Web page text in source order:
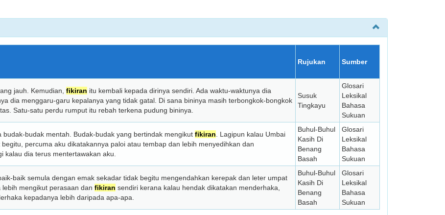
Rujukan Sumber
jauh. Kemudian, fikiran itu kembali kepada dirinya sendiri. Ada waktu-waktunya dia
dia menggaru-garu kepalanya yang tidak gatal. Di sana bininya masih terbongkok-bongkok
Satu-satu perdu rumput itu rebah terkena pudung bininya.
Susuk
Tingkayu
Glosari
Leksikal
Bahasa
Sukuan
budak-budak mentah. Budak-budak yang bertindak mengikut fikiran . Lagipun kalau Umbai
percuma aku dikatakannya paloi atau tembap dan lebih menyedihkan dan
kalau dia terus mentertawakan aku.
Buhul-Buhul
Kasih Di
Benang
Basah
Glosari
Leksikal
Bahasa
Sukuan
baik semula dengan emak sekadar tidak begitu mengendahkan kerepak dan leter umpat
mengikut perasaan dan fikiran sendiri kerana kalau hendak dikatakan menderhaka,
kepadanya lebih daripada apa-apa.
Buhul-Buhul
Kasih Di
Benang
Basah
Glosari
Leksikal
Bahasa
Sukuan